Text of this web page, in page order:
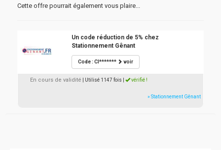
Cette offre pourrait également vous plaire...
Un code réduction de 5% chez
Stationnement Gênant
Code : CI******* voir
En cours de validité | Utilisé 1147 fois vérifié !
» Stationnement Gênant